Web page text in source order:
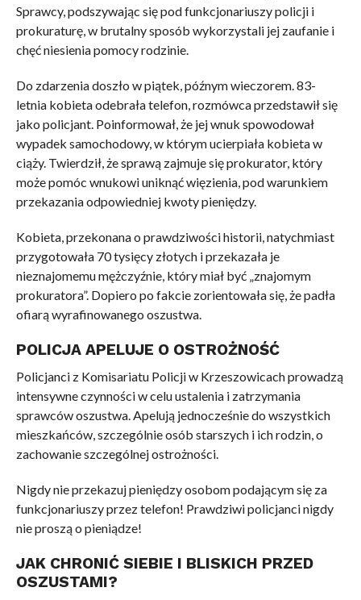
Sprawcy, podszywając się pod funkcjonariuszy policji i
prokuraturę, w brutalny sposób wykorzystali jej zaufanie i
chęć niesienia pomocy rodzinie.
Do zdarzenia doszło w piątek, późnym wieczorem. 83-
letnia kobieta odebrała telefon, rozmówca przedstawił się
jako policjant. Poinformował, że jej wnuk spowodował
wypadek samochodowy, w którym ucierpiała kobieta w
ciąży. Twierdził, że sprawą zajmuje się prokurator, który
może pomóc wnukowi uniknąć więzienia, pod warunkiem
przekazania odpowiedniej kwoty pieniędzy.
Kobieta, przekonana o prawdziwości historii, natychmiast
przygotowała 70 tysięcy złotych i przekazała je
nieznajomemu mężczyźnie, który miał być „znajomym
prokuratora”. Dopiero po fakcie zorientowała się, że padła
ofiarą wyrafinowanego oszustwa.
POLICJA APELUJE O OSTROŻNOŚĆ
Policjanci z Komisariatu Policji w Krzeszowicach prowadzą
intensywne czynności w celu ustalenia i zatrzymania
sprawców oszustwa. Apelują jednocześnie do wszystkich
mieszkańców, szczególnie osób starszych i ich rodzin, o
zachowanie szczególnej ostrożności.
Nigdy nie przekazuj pieniędzy osobom podającym się za
funkcjonariuszy przez telefon! Prawdziwi policjanci nigdy
nie proszą o pieniądze!
JAK CHRONIĆ SIEBIE I BLISKICH PRZED
OSZUSTAMI?